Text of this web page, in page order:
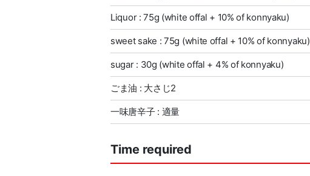
Liquor : 75g (white offal + 10% of konnyaku)
sweet sake : 75g (white offal + 10% of konnyaku)
sugar : 30g (white offal + 4% of konnyaku)
ごま油 : 大さじ2
一味唐辛子 : 適量
Time required